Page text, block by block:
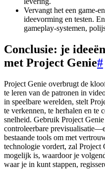
Vervangt het een game-
ideevorming en testen.
gameplay-systemen,
Conclusie: je
met Project Genie#
Project Genie overbrugt de
te leren van de patronen in
in speelbare werelden, stelt
te verkennen, te herhalen en te
snelheid. Gebruik Project
controleerbare
bestaande tools om met
technologie vordert, zal
mogelijk is, waardoor je
waar je in kunt stappen,